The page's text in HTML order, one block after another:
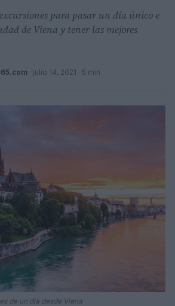
para pasar un día único e
de Viena y tener las mejores
· julio 14, 2021 · 5 min
de un día desde Viena